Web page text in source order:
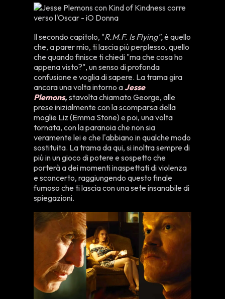
Il secondo capitolo, "R.M.F. Is Flying",è quello
che, a parer mio, ti lascia più perplesso, quello
che quando finisce ti chiedi "ma che cosa ho
appena visto?", un senso di profonda
confusione e voglia di sapere. La trama gira
ancora una volta intorno aJesse
Plemons,stavolta chiamato George, alle
prese inizialmente con la scomparsa della
moglie Liz (Emma Stone) e poi, una volta
tornata, con la paranoia che non sia
veramente lei e che l'abbiano in qualche modo
sostituita. La trama da qui, si inoltra sempre di
più in un gioco di potere e sospetto che
porterà a dei momenti inaspettati di violenza
e sconcerto, raggiungendo questo finale
fumoso che ti lascia con una sete insanabile di
spiegazioni.